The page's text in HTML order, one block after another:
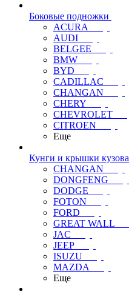
Боковые подножки
ACURA
AUDI
BELGEE
BMW
BYD
CADILLAC
CHANGAN
CHERY
CHEVROLET
CITROEN
Еще
Кунги и крышки кузова
CHANGAN
DONGFENG
DODGE
FOTON
FORD
GREAT WALL
JAC
JEEP
ISUZU
MAZDA
Еще